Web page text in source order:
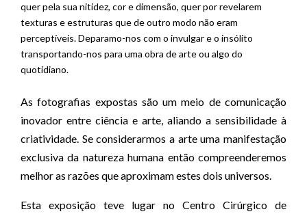
quer pela sua nitidez, cor e dimensão, quer por revelarem
texturas e estruturas que de outro modo não eram
perceptíveis. Deparamo-nos com o invulgar e o insólito
transportando-nos para uma obra de arte ou algo do
quotidiano.
As fotografias expostas são um meio de comunicação
inovador entre ciência e arte, aliando a sensibilidade à
criatividade. Se considerarmos a arte uma manifestação
exclusiva da natureza humana então compreenderemos
melhor as razões que aproximam estes dois universos.
Esta exposição teve lugar no Centro Cirúrgico de